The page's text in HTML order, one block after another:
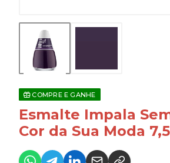
COMPRE E GANHE
Esmalte Impala
Cor da Sua Moda